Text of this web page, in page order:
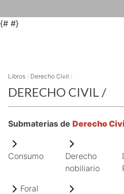
{# #}
Libros / Derecho Civil /
DERECHO CIVIL /
Submaterias de Derecho
Consumo
Derecho
nobiliario
Foral